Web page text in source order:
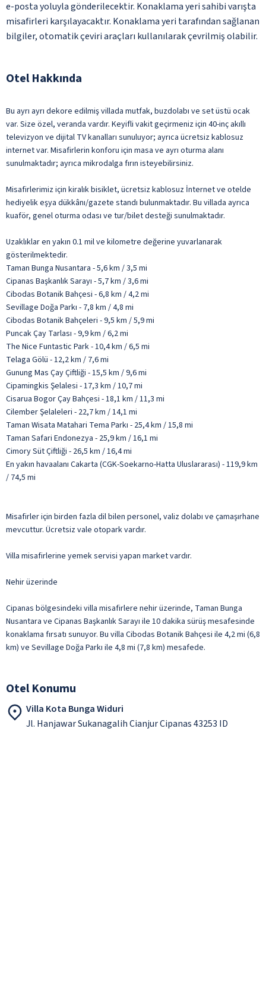
e-posta yoluyla gönderilecektir. Konaklama yeri sahibi varışta
misafirleri karşılayacaktır. Konaklama yeri tarafından sağlanan
bilgiler, otomatik çeviri araçları kullanılarak çevrilmiş olabilir.
Otel Hakkında
Bu ayrı ayrı dekore edilmiş villada mutfak, buzdolabı ve set üstü ocak
var. Size özel, veranda vardır. Keyifli vakit geçirmeniz için 40-inç akıllı
televizyon ve dijital TV kanalları sunuluyor; ayrıca ücretsiz kablosuz
internet var. Misafirlerin konforu için masa ve ayrı oturma alanı
sunulmaktadır; ayrıca mikrodalga fırın isteyebilirsiniz.
Misafirlerimiz için kiralık bisiklet, ücretsiz kablosuz İnternet ve otelde
hediyelik eşya dükkânı/gazete standı bulunmaktadır. Bu villada ayrıca
kuaför, genel oturma odası ve tur/bilet desteği sunulmaktadır.
Uzaklıklar en yakın 0.1 mil ve kilometre değerine yuvarlanarak
gösterilmektedir.
Taman Bunga Nusantara - 5,6 km / 3,5 mi
Cipanas Başkanlık Sarayı - 5,7 km / 3,6 mi
Cibodas Botanik Bahçesi - 6,8 km / 4,2 mi
Sevillage Doğa Parkı - 7,8 km / 4,8 mi
Cibodas Botanik Bahçeleri - 9,5 km / 5,9 mi
Puncak Çay Tarlası - 9,9 km / 6,2 mi
The Nice Funtastic Park - 10,4 km / 6,5 mi
Telaga Gölü - 12,2 km / 7,6 mi
Gunung Mas Çay Çiftliği - 15,5 km / 9,6 mi
Cipamingkis Şelalesi - 17,3 km / 10,7 mi
Cisarua Bogor Çay Bahçesi - 18,1 km / 11,3 mi
Cilember Şelaleleri - 22,7 km / 14,1 mi
Taman Wisata Matahari Tema Parkı - 25,4 km / 15,8 mi
Taman Safari Endonezya - 25,9 km / 16,1 mi
Cimory Süt Çiftliği - 26,5 km / 16,4 mi
En yakın havaalanı Cakarta (CGK-Soekarno-Hatta Uluslararası) - 119,9 km
/ 74,5 mi
Misafirler için birden fazla dil bilen personel, valiz dolabı ve çamaşırhane
mevcuttur. Ücretsiz vale otopark vardır.
Villa misafirlerine yemek servisi yapan market vardır.
Nehir üzerinde
Cipanas bölgesindeki villa misafirlere nehir üzerinde, Taman Bunga
Nusantara ve Cipanas Başkanlık Sarayı ile 10 dakika sürüş mesafesinde
konaklama fırsatı sunuyor. Bu villa Cibodas Botanik Bahçesi ile 4,2 mi (6,8
km) ve Sevillage Doğa Parkı ile 4,8 mi (7,8 km) mesafede.
Otel Konumu
Villa Kota Bunga Widuri
Jl. Hanjawar Sukanagalih Cianjur Cipanas 43253 ID